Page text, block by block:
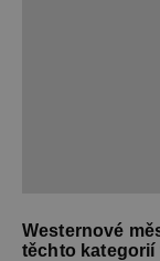
Westernové
těchto